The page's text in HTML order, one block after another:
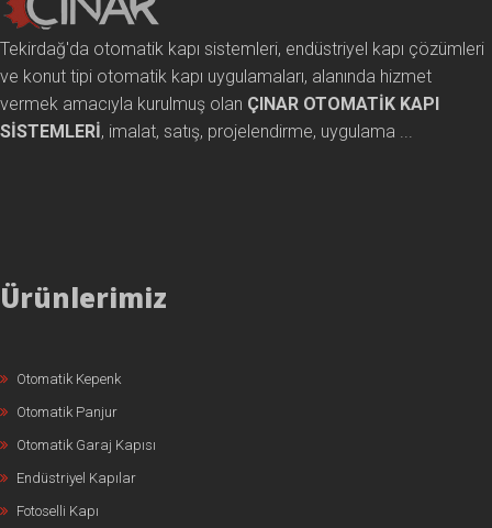
Tekirdağ'da otomatik kapı sistemleri, endüstriyel kapı çözümleri
ve konut tipi otomatik kapı uygulamaları, alanında hizmet
vermek amacıyla kurulmuş olan ÇINAR OTOMATİK KAPI
SİSTEMLERİ, imalat, satış, projelendirme, uygulama ...
Ürünlerimiz
Otomatik Kepenk
Otomatik Panjur
Otomatik Garaj Kapısı
Endüstriyel Kapılar
Fotoselli Kapı